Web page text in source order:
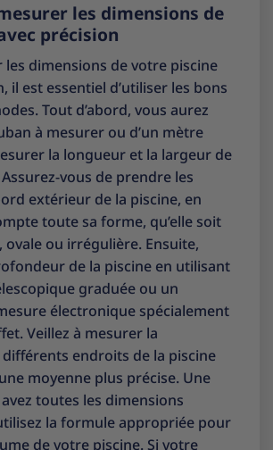
les dimensions de
précision
les dimensions de votre piscine
il est essentiel d’utiliser les bons
Tout d’abord, vous aurez
à mesurer ou d’un mètre
la longueur et la largeur de
vous de prendre les
extérieur de la piscine, en
toute sa forme, qu’elle soit
ou irrégulière. Ensuite,
de la piscine en utilisant
graduée ou un
électronique spécialement
Veillez à mesurer la
endroits de la piscine
moyenne plus précise. Une
toutes les dimensions
la formule appropriée pour
de votre piscine. Si votre